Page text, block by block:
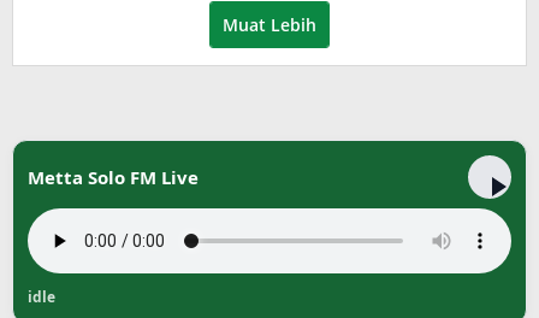
Muat Lebih
Metta Solo FM Live
idle